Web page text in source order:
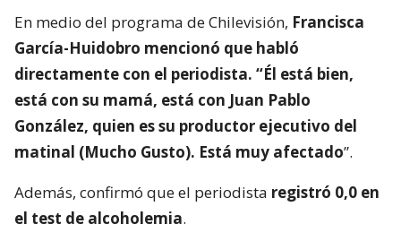
En medio del programa de Chilevisión, Francisca
García-Huidobro mencionó que habló
directamente con el periodista. “Él está bien,
está con su mamá, está con Juan Pablo
González, quien es su productor ejecutivo del
matinal (Mucho Gusto). Está muy afectado”.
Además, confirmó que el periodista registró 0,0 en
el test de alcoholemia.